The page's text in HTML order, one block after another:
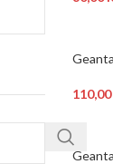
110,00